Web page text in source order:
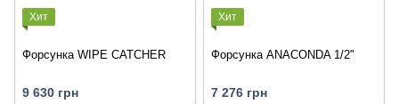
Хит
Форсунка WIPE CATCHER
9 630 грн
Хит
Форсунка ANACONDA 1/2"
7 276 грн